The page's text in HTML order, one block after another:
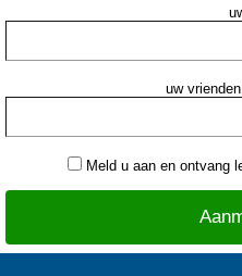
uw
Meld u aan en ontvang